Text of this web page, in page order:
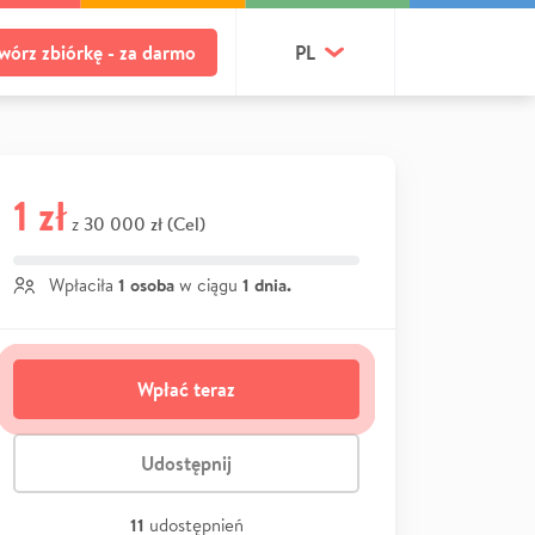
zbiórkę - za darmo PL
1 zł z 30 000 zł (Cel)
Wpłaciła 1 osoba w ciągu 1 dnia.
Wpłać teraz
Udostępnij
11 udostępnień